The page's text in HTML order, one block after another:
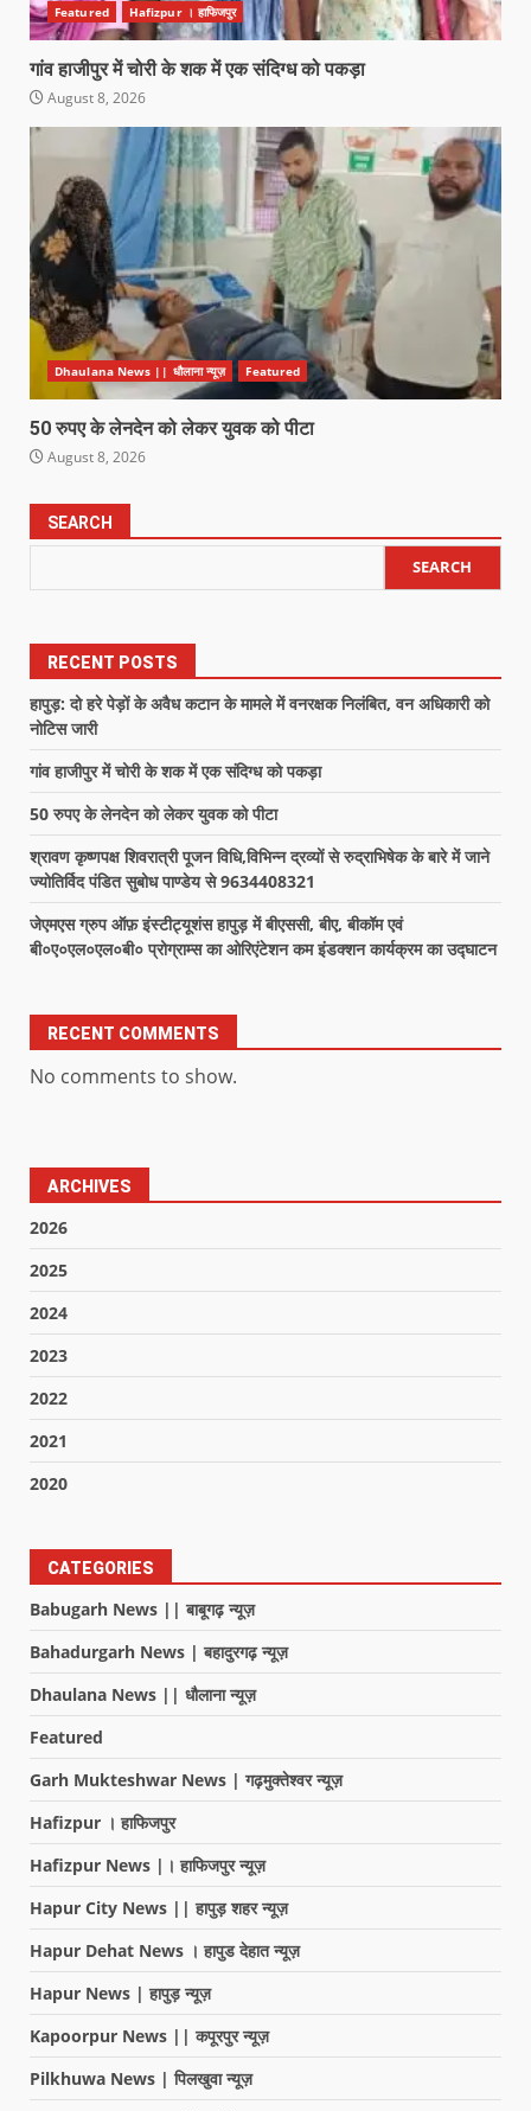
Featured Hafizpur । हाफिजपुर
गांव हाजीपुर में चोरी के शक में एक संदिग्ध को पकड़ा
August 8, 2026
Dhaulana News || धौलाना न्यूज़ Featured
50 रुपए के लेनदेन को लेकर युवक को पीटा
August 8, 2026
SEARCH
SEARCH
RECENT POSTS
हापुड़: दो हरे पेड़ों के अवैध कटान के मामले में वनरक्षक निलंबित, वन अधिकारी को
नोटिस जारी
गांव हाजीपुर में चोरी के शक में एक संदिग्ध को पकड़ा
50 रुपए के लेनदेन को लेकर युवक को पीटा
श्रावण कृष्णपक्ष शिवरात्री पूजन विधि,विभिन्न द्रव्यों से रुद्राभिषेक के बारे में जाने
ज्योतिर्विद पंडित सुबोध पाण्डेय से 9634408321
जेएमएस ग्रुप ऑफ़ इंस्टीट्यूशंस हापुड़ में बीएससी, बीए, बीकॉम एवं
बी०ए०एल०एल०बी० प्रोग्राम्स का ओरिएंटेशन कम इंडक्शन कार्यक्रम का उद्घाटन
RECENT COMMENTS
No comments to show.
ARCHIVES
2026
2025
2024
2023
2022
2021
2020
CATEGORIES
Babugarh News || बाबूगढ़ न्यूज़
Bahadurgarh News | बहादुरगढ़ न्यूज़
Dhaulana News || धौलाना न्यूज़
Featured
Garh Mukteshwar News | गढ़मुक्तेश्वर न्यूज़
Hafizpur । हाफिजपुर
Hafizpur News |। हाफिजपुर न्यूज़
Hapur City News || हापुड़ शहर न्यूज़
Hapur Dehat News । हापुड देहात न्यूज़
Hapur News | हापुड़ न्यूज़
Kapoorpur News || कपूरपुर न्यूज़
Pilkhuwa News | पिलखुवा न्यूज़